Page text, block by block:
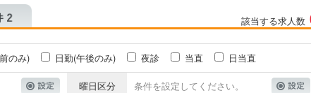
該当する求人数
のみ) 日勤(午後のみ) 夜診 当直 日当直
曜日区分 条件を設定してください。